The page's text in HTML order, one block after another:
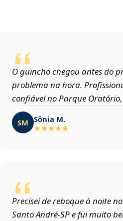
O guincho chegou antes do
problema na hora.
confiável no Parque Oratório,
SM Sônia M.
Precisei de reboque à noite
Santo André‑SP e fui muito